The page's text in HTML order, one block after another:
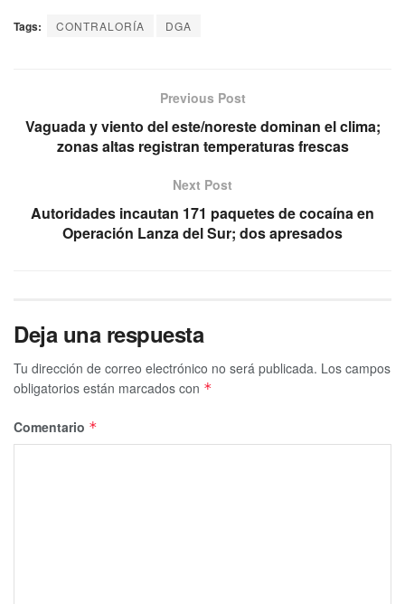
Tags: CONTRALORÍA DGA
Previous Post
Vaguada y viento del este/noreste dominan el clima;
zonas altas registran temperaturas frescas
Next Post
Autoridades incautan 171 paquetes de cocaína en
Operación Lanza del Sur; dos apresados
Deja una respuesta
Tu dirección de correo electrónico no será publicada. Los campos
obligatorios están marcados con *
Comentario *